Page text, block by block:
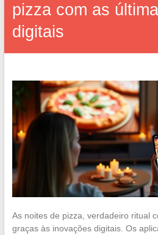
pizza com as
digitais
As noites de pizza, verdadeiro ritual
graças às inovações digitais. Os